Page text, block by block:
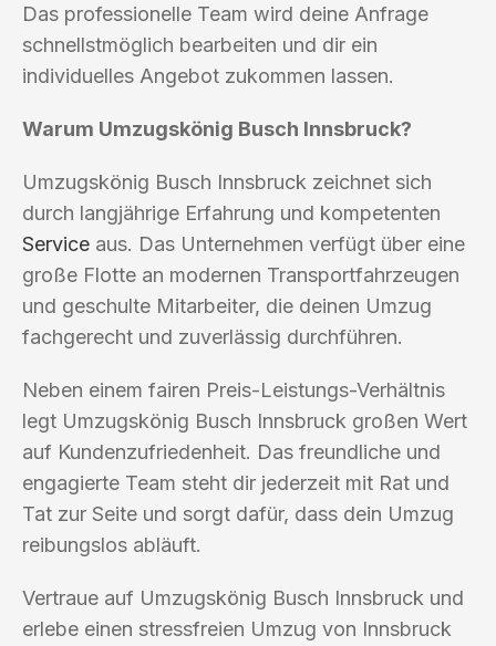
Das professionelle Team wird deine Anfrage
schnellstmöglich bearbeiten und dir ein
individuelles Angebot zukommen lassen.
Warum Umzugskönig Busch Innsbruck?
Umzugskönig Busch Innsbruck zeichnet sich
durch langjährige Erfahrung und kompetenten
Service aus. Das Unternehmen verfügt über eine
große Flotte an modernen Transportfahrzeugen
und geschulte Mitarbeiter, die deinen Umzug
fachgerecht und zuverlässig durchführen.
Neben einem fairen Preis-Leistungs-Verhältnis
legt Umzugskönig Busch Innsbruck großen Wert
auf Kundenzufriedenheit. Das freundliche und
engagierte Team steht dir jederzeit mit Rat und
Tat zur Seite und sorgt dafür, dass dein Umzug
reibungslos abläuft.
Vertraue auf Umzugskönig Busch Innsbruck und
erlebe einen stressfreien Umzug von Innsbruck